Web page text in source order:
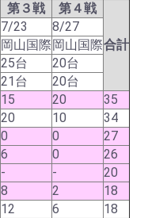
第３戦 第４戦
合計
7/23
8/27
岡山国際岡山国際
25台
20台
21台
20台
15 20
35
20 10
34
0 0
27
6 0
26
- -
20
8 2
18
12 6
18